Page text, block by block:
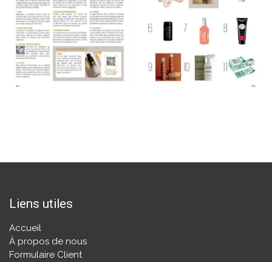
Liens utiles
Accueil
À propos de nous
Formulaire Client